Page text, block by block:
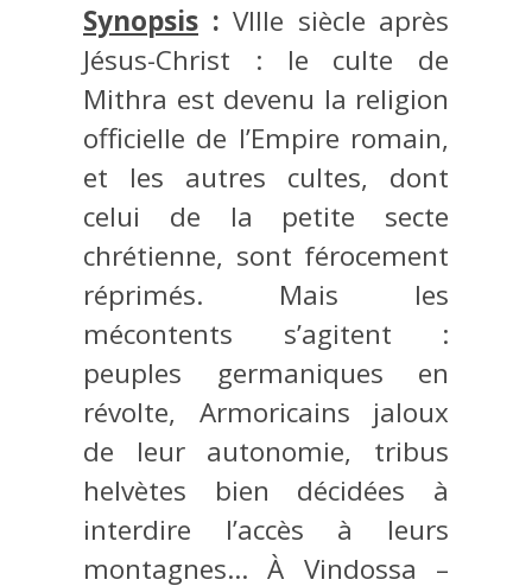
Synopsis : VIIIe siècle après
Jésus-Christ : le culte de
Mithra est devenu la religion
officielle de l’Empire romain,
et les autres cultes, dont
celui de la petite secte
chrétienne, sont férocement
réprimés. Mais les
mécontents s’agitent :
peuples germaniques en
révolte, Armoricains jaloux
de leur autonomie, tribus
helvètes bien décidées à
interdire l’accès à leurs
montagnes… À Vindossa –